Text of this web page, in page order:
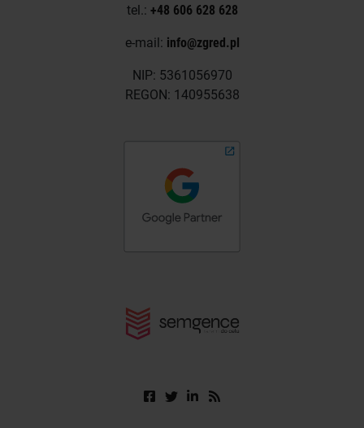
tel.: +48 606 628 628
e-mail: info@zgred.pl
NIP: 5361056970
REGON: 140955638